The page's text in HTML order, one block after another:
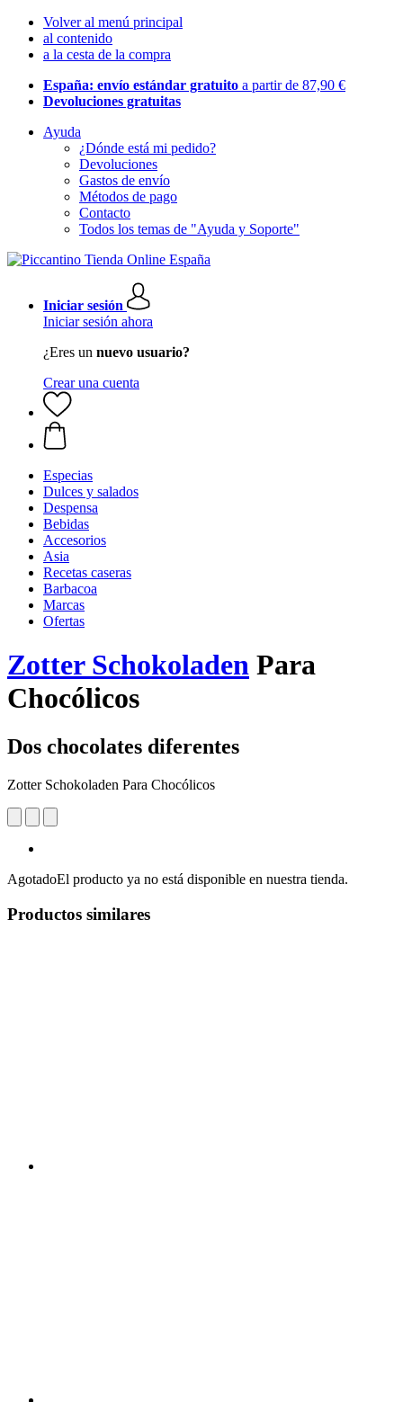
Volver al menú principal
al contenido
a la cesta de la compra
España: envío estándar gratuito a partir de 87,90 €
Devoluciones gratuitas
Ayuda
¿Dónde está mi pedido?
Devoluciones
Gastos de envío
Métodos de pago
Contacto
Todos los temas de "Ayuda y Soporte"
Iniciar sesión
Iniciar sesión ahora
¿Eres un nuevo usuario?
Crear una cuenta
Especias
Dulces y salados
Despensa
Bebidas
Accesorios
Asia
Recetas caseras
Barbacoa
Marcas
Ofertas
Zotter Schokoladen Para
Chocólicos
Dos chocolates diferentes
Zotter Schokoladen Para Chocólicos
AgotadoEl producto ya no está disponible en nuestra tienda.
Productos similares